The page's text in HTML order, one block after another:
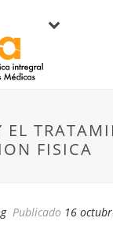
EL
FISICA
Publicado 16